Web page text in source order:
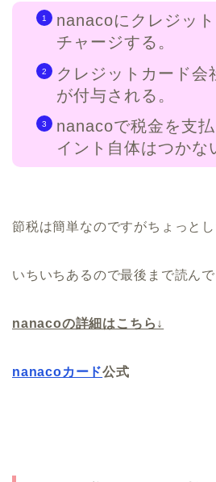
nanacoにクレジッ
チャージする。
クレジットカード会
が付与される。
nanacoで税金を支
イント自体はつかな
節税は簡単なのですがちょっと
いちいちあるので最後まで読んで
nanacoの詳細はこちら↓
nanacoカード公式